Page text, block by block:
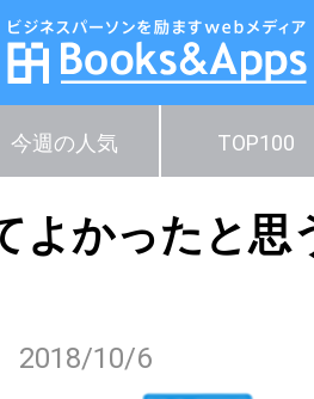
今週の人気 TOP100
よかったと思
2018/10/6